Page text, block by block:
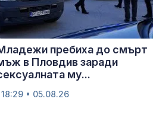
пребиха до смърт
в Пловдив заради
му...
18:29 • 05.08.26